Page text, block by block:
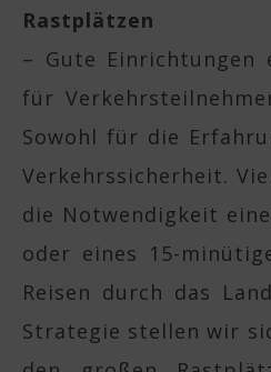
Rastplätzen
– Gute Einrichtungen
für
Sowohl für die
Verkehrssicherheit.
die Notwendigkeit
oder eines 15-
Reisen durch das
Strategie stellen wir